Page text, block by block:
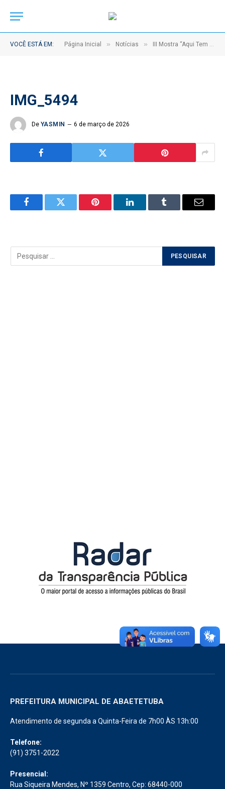
VOCÊ ESTÁ EM: Página Inicial » Notícias » III Mostra “Aqui Tem SUS” destaca 17 experiências de sucesso da rede municipal de saúde de Abaetetuba
IMG_5494
De YASMIN 6 de março de 2026
FacebookTwitter Pinterest LinkedInTumblr Email
PREFEITURA MUNICIPAL DE ABAETETUBA
Atendimento de segunda a Quinta-Feira de 7h00 ÀS 13h:00
Telefone:
(91) 3751-2022
Presencial:
Rua Siqueira Mendes, Nº 1359 Centro, Cep: 68440-000